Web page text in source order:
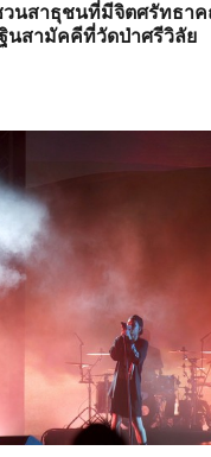
นสาธุชนที่มีจิตศรัทธา
สามัคคีที่วัดป่าศรีวิลัย